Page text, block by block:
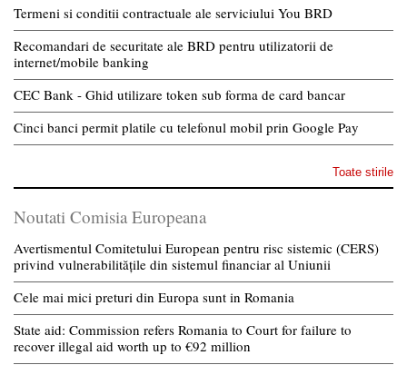
Termeni si conditii contractuale ale serviciului You BRD
Recomandari de securitate ale BRD pentru utilizatorii de
internet/mobile banking
CEC Bank - Ghid utilizare token sub forma de card bancar
Cinci banci permit platile cu telefonul mobil prin Google Pay
Toate stirile
Noutati Comisia Europeana
Avertismentul Comitetului European pentru risc sistemic (CERS)
privind vulnerabilitățile din sistemul financiar al Uniunii
Cele mai mici preturi din Europa sunt in Romania
State aid: Commission refers Romania to Court for failure to
recover illegal aid worth up to €92 million